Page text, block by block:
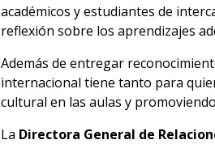
académicos y estudiantes de
reflexión sobre los aprendizajes
Además de entregar
internacional tiene tanto para
cultural en las aulas y
La Directora General de